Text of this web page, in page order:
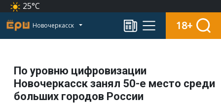
25°C
Новочеркасск 18+
По уровню цифровизации
Новочеркасск занял 50-е место среди
больших городов России